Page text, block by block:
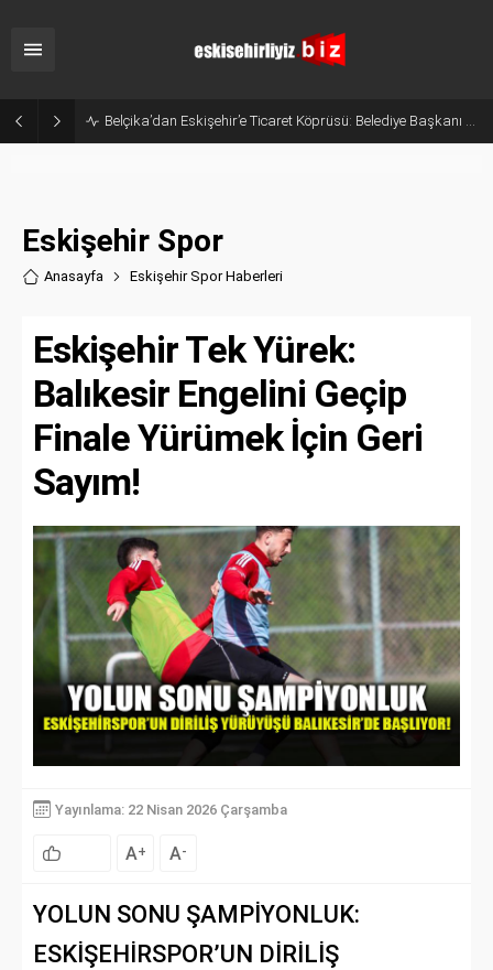
Eskişehir’in Gururu Elif Ertek Millî Takım Kampına Davet Edildi!
Eskişehir Spor
Anasayfa Eskişehir Spor Haberleri
Eskişehir Tek Yürek:
Balıkesir Engelini Geçip
Finale Yürümek İçin Geri
Sayım!
Yayınlama: 22 Nisan 2026 Çarşamba
A+ A-
YOLUN SONU ŞAMPİYONLUK:
ESKİŞEHİRSPOR’UN DİRİLİŞ